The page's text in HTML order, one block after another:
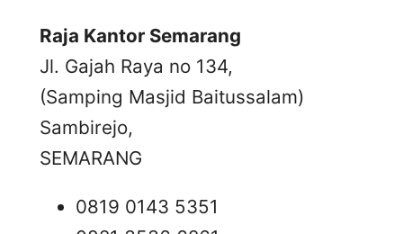
Raja Kantor Semarang
Jl. Gajah Raya no 134,
(Samping Masjid Baitussalam)
Sambirejo,
SEMARANG
0819 0143 5351